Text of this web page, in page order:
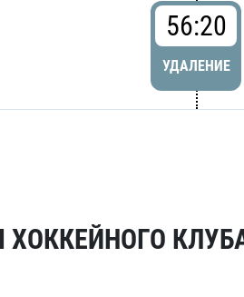
56:20
УДАЛЕНИЕ